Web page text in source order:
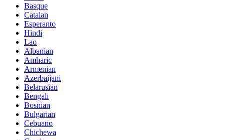
Basque
Catalan
Esperanto
Hindi
Lao
Albanian
Amharic
Armenian
Azerbaijani
Belarusian
Bengali
Bosnian
Bulgarian
Cebuano
Chichewa